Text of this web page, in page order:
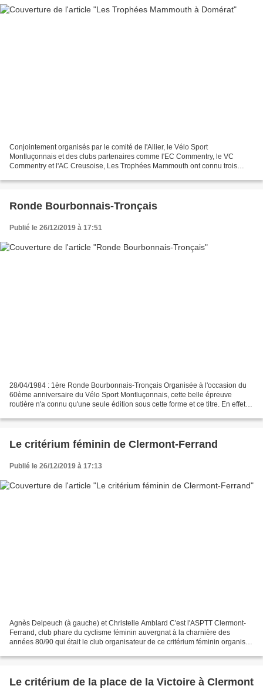
Conjointement organisés par le comité de l'Allier, le Vélo Sport
Montluçonnais et des clubs partenaires comme l'EC Commentry, le VC
Commentry et l'AC Creusoise, Les Trophées Mammouth ont connu trois
Ronde Bourbonnais-Tronçais
Publié le 26/12/2019 à 17:51
28/04/1984 : 1ère Ronde Bourbonnais-Tronçais Organisée à l'occasion du
60ème anniversaire du Vélo Sport Montluçonnais, cette belle épreuve
routière n'a connu qu'une seule édition sous cette forme et ce titre. En effet
Le critérium féminin de Clermont-Ferrand
Publié le 26/12/2019 à 17:13
Agnès Delpeuch (à gauche) et Christelle Amblard C'est l'ASPTT Clermont-
Ferrand, club phare du cyclisme féminin auvergnat à la charnière des
années 80/90 qui était le club organisateur de ce critérium féminin organisé
Le critérium de la place de la Victoire à Clermont